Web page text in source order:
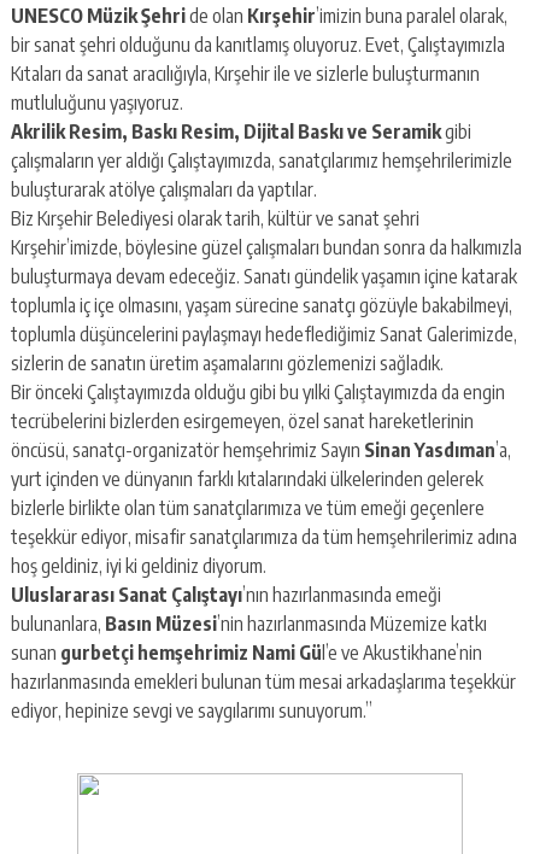
UNESCO Müzik Şehride olan Kırşehir’imizin buna paralel olarak,
bir sanat şehri olduğunu da kanıtlamış oluyoruz. Evet, Çalıştayımızla
Kıtaları da sanat aracılığıyla, Kırşehir ile ve sizlerle buluşturmanın
mutluluğunu yaşıyoruz.
Akrilik Resim, Baskı Resim, Dijital Baskı ve Seramikgibi
çalışmaların yer aldığı Çalıştayımızda, sanatçılarımız hemşehrilerimizle
buluşturarak atölye çalışmaları da yaptılar.
Biz Kırşehir Belediyesi olarak tarih, kültür ve sanat şehri
Kırşehir’imizde, böylesine güzel çalışmaları bundan sonra da halkımızla
buluşturmaya devam edeceğiz. Sanatı gündelik yaşamın içine katarak
toplumla iç içe olmasını, yaşam sürecine sanatçı gözüyle bakabilmeyi,
toplumla düşüncelerini paylaşmayı hedeflediğimiz Sanat Galerimizde,
sizlerin de sanatın üretim aşamalarını gözlemenizi sağladık.
Bir önceki Çalıştayımızda olduğu gibi bu yılki Çalıştayımızda da engin
tecrübelerini bizlerden esirgemeyen, özel sanat hareketlerinin
öncüsü, sanatçı-organizatör hemşehrimiz Sayın Sinan Yasdıman’a,
yurt içinden ve dünyanın farklı kıtalarındaki ülkelerinden gelerek
bizlerle birlikte olan tüm sanatçılarımıza ve tüm emeği geçenlere
teşekkür ediyor, misafir sanatçılarımıza da tüm hemşehrilerimiz adına
hoş geldiniz, iyi ki geldiniz diyorum.
Uluslararası Sanat Çalıştayı’nın hazırlanmasında emeği
bulunanlara, Basın Müzesi’nin hazırlanmasında Müzemize katkı
sunan gurbetçi hemşehrimiz Nami Gül’e ve Akustikhane’nin
hazırlanmasında emekleri bulunan tüm mesai arkadaşlarıma teşekkür
ediyor, hepinize sevgi ve saygılarımı sunuyorum.”